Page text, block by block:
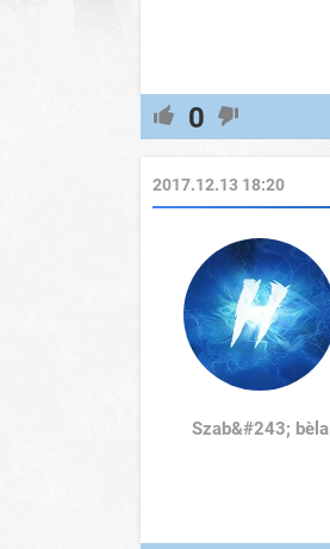
0
2017.12.13 18:20
Szab&#243; bèla